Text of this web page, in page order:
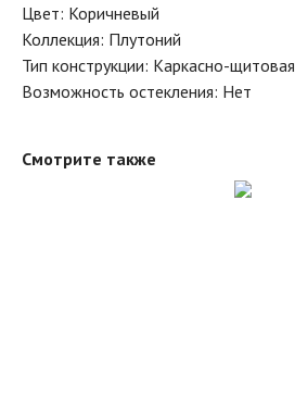
Цвет: Коричневый
Коллекция: Плутоний
Тип конструкции: Каркасно-щитовая
Возможность остекления: Нет
Смотрите также